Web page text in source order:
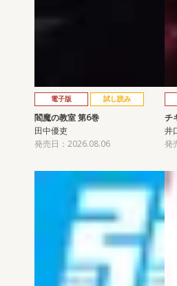
電子版 試し読み
閻魔の教室 第6巻
田中優吏
発売日：2026.08.06
チ
井
発